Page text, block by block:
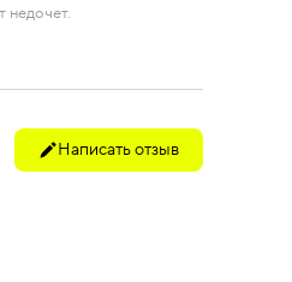
Написать отзыв